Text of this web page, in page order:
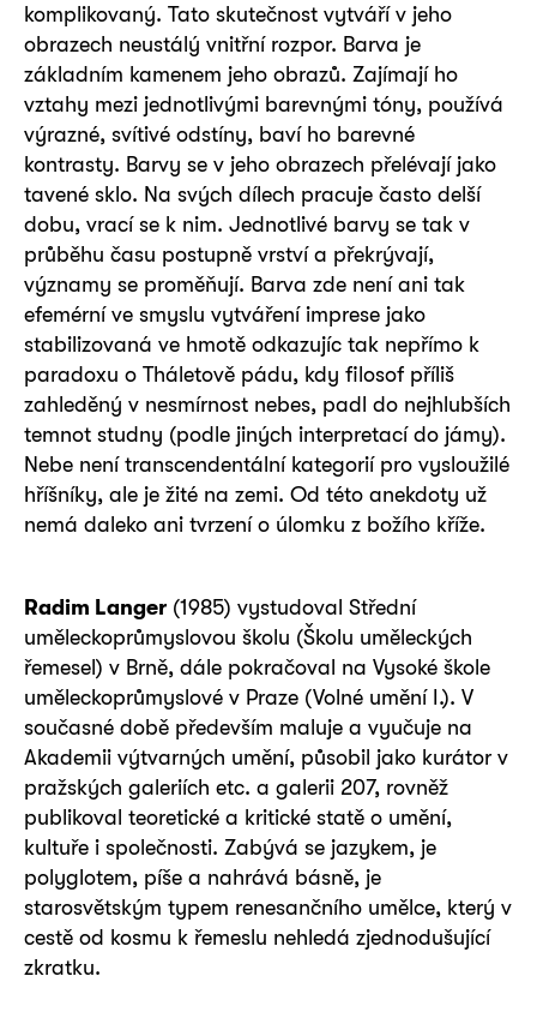
komplikovaný. Tato skutečnost vytváří v jeho
obrazech neustálý vnitřní rozpor. Barva je
základním kamenem jeho obrazů. Zajímají ho
vztahy mezi jednotlivými barevnými tóny, používá
výrazné, svítivé odstíny, baví ho barevné
kontrasty. Barvy se v jeho obrazech přelévají jako
tavené sklo. Na svých dílech pracuje často delší
dobu, vrací se k nim. Jednotlivé barvy se tak v
průběhu času postupně vrství a překrývají,
významy se proměňují. Barva zde není ani tak
efemérní ve smyslu vytváření imprese jako
stabilizovaná ve hmotě odkazujíc tak nepřímo k
paradoxu o Tháletově pádu, kdy filosof příliš
zahleděný v nesmírnost nebes, padl do nejhlubších
temnot studny (podle jiných interpretací do jámy).
Nebe není transcendentální kategorií pro vysloužilé
hříšníky, ale je žité na zemi. Od této anekdoty už
nemá daleko ani tvrzení o úlomku z božího kříže.
Radim Langer (1985) vystudoval Střední
uměleckoprůmyslovou školu (Školu uměleckých
řemesel) v Brně, dále pokračoval na Vysoké škole
uměleckoprůmyslové v Praze (Volné umění I.). V
současné době především maluje a vyučuje na
Akademii výtvarných umění, působil jako kurátor v
pražských galeriích etc. a galerii 207, rovněž
publikoval teoretické a kritické statě o umění,
kultuře i společnosti. Zabývá se jazykem, je
polyglotem, píše a nahrává básně, je
starosvětským typem renesančního umělce, který v
cestě od kosmu k řemeslu nehledá zjednodušující
zkratku.